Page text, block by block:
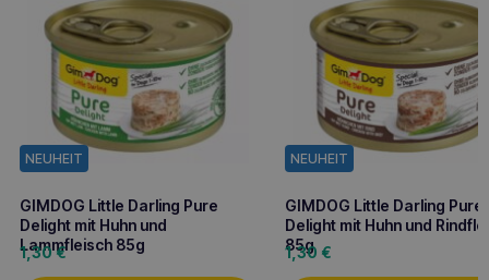
NEUHEIT
GIMDOG Little Darling Pure
Delight mit Huhn und
Lammfleisch 85g
1,30€
NEUHEIT
GIMDOG Little Darling Pure
Delight mit Huhn und
85g
1,30 €